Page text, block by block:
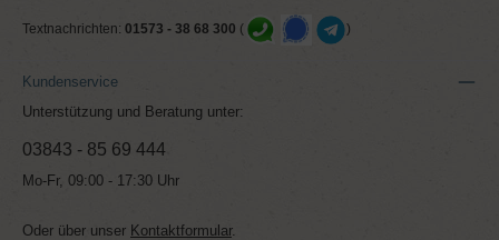
Textnachrichten: 01573 - 38 68 300 ( )
Kundenservice
Unterstützung und Beratung unter:
03843 - 85 69 444
Mo-Fr, 09:00 - 17:30 Uhr
Oder über unser Kontaktformular.